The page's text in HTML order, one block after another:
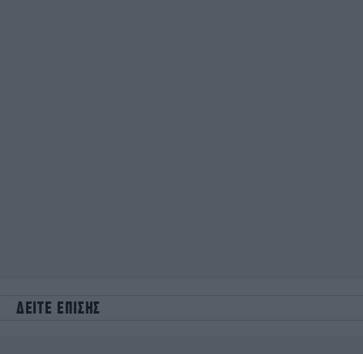
ΔΕΙΤΕ ΕΠΙΣΗΣ